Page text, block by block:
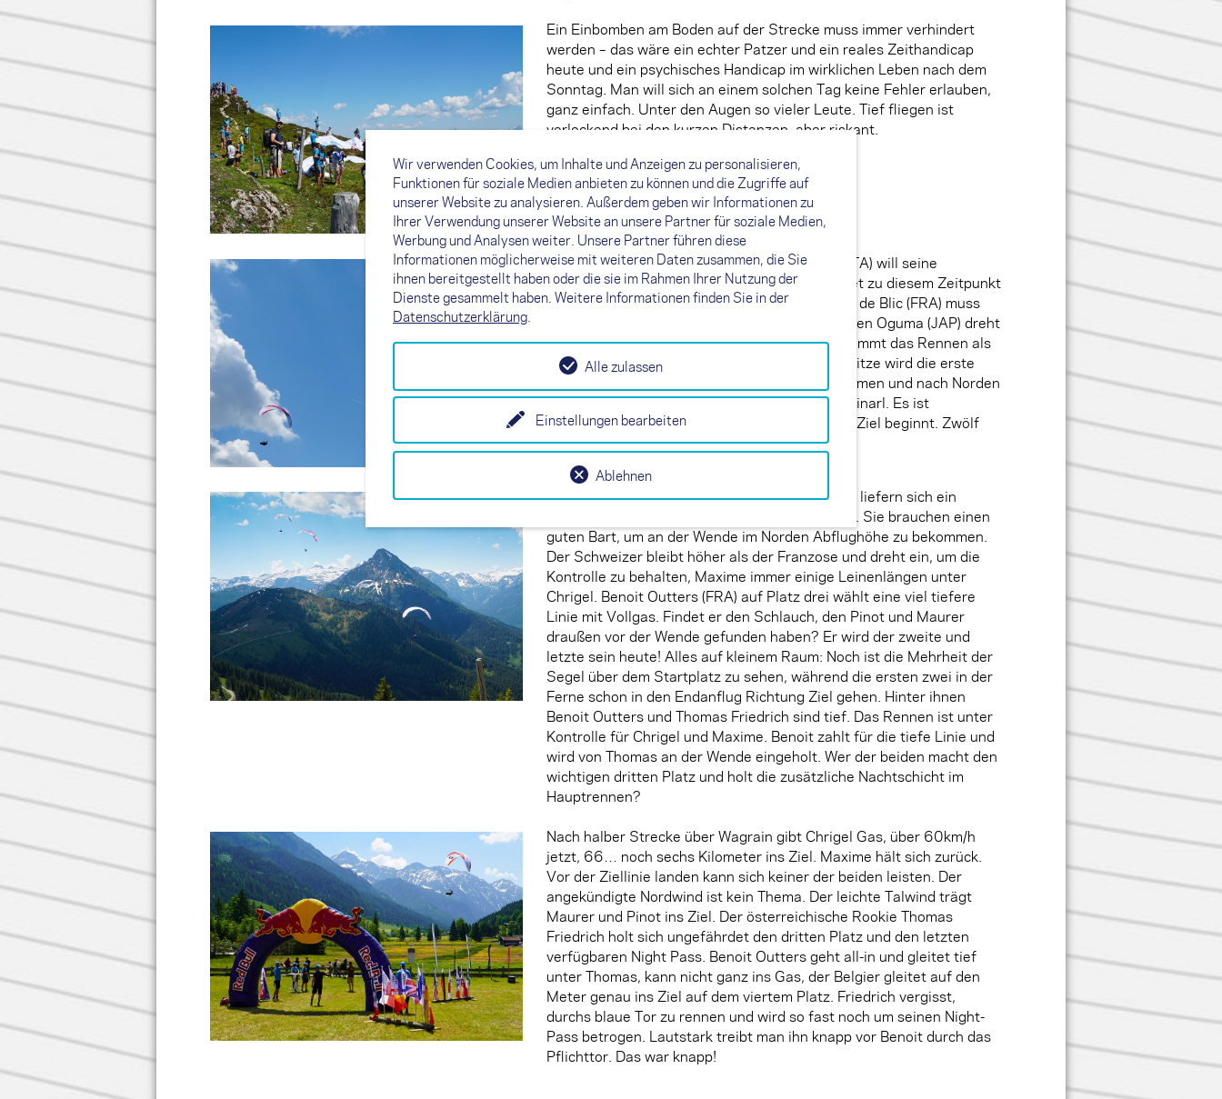
Ein Einbomben am Boden auf der Strecke muss immer verhindert
werden – das wäre ein echter Patzer und ein reales Zeithandicap
heute und ein psychisches Handicap im wirklichen Leben nach dem
Sonntag. Man will sich an einem solchen Tag keine Fehler erlauben,
ganz einfach. Unter den Augen so vieler Leute. Tief fliegen ist
verlockend bei den kurzen Distanzen, aber riskant.
Ein Blick auf die NOVA-Piloten: Nicola Donini (ITA) will seine
Speedwettkampf-Fähigkeiten zeigen und gleitet zu diesem Zeitpunkt
als Fünfter tief hinter den Führenden her. Théo de Blic (FRA) muss
nach dem zweiten Start im Mittelfeld fliegen, Ken Oguma (JAP) dreht
vorsichtig die spärliche Startthermik aus und nimmt das Rennen als
dritter der XENON-Piloten in Angriff. An der Spitze wird die erste
Flugwende Grafenberg ohne Aufdrehen genommen und nach Norden
abgebogen zum Hochgründeck jenseits von Kleinarl. Es ist
abzusehen, dass dort bereits der Finalglide ins Ziel beginnt. Zwölf
Kilometer zurück über Wagrain nach Kleinarl.
Das Rennen an der Spitze: Chrigel und Maxime liefern sich ein
Gleitrennen Flügel an Flügel. Dosieren das Gas. Sie brauchen einen
guten Bart, um an der Wende im Norden Abflughöhe zu bekommen.
Der Schweizer bleibt höher als der Franzose und dreht ein, um die
Kontrolle zu behalten, Maxime immer einige Leinenlängen unter
Chrigel. Benoit Outters (FRA) auf Platz drei wählt eine viel tiefere
Linie mit Vollgas. Findet er den Schlauch, den Pinot und Maurer
draußen vor der Wende gefunden haben? Er wird der zweite und
letzte sein heute! Alles auf kleinem Raum: Noch ist die Mehrheit der
Segel über dem Startplatz zu sehen, während die ersten zwei in der
Ferne schon in den Endanflug Richtung Ziel gehen. Hinter ihnen
Benoit Outters und Thomas Friedrich sind tief. Das Rennen ist unter
Kontrolle für Chrigel und Maxime. Benoit zahlt für die tiefe Linie und
wird von Thomas an der Wende eingeholt. Wer der beiden macht den
wichtigen dritten Platz und holt die zusätzliche Nachtschicht im
Hauptrennen?
Nach halber Strecke über Wagrain gibt Chrigel Gas, über 60km/h
jetzt, 66… noch sechs Kilometer ins Ziel. Maxime hält sich zurück.
Vor der Ziellinie landen kann sich keiner der beiden leisten. Der
angekündigte Nordwind ist kein Thema. Der leichte Talwind trägt
Maurer und Pinot ins Ziel. Der österreichische Rookie Thomas
Friedrich holt sich ungefährdet den dritten Platz und den letzten
verfügbaren Night Pass. Benoit Outters geht all-in und gleitet tief
unter Thomas, kann nicht ganz ins Gas, der Belgier gleitet auf den
Meter genau ins Ziel auf dem viertem Platz. Friedrich vergisst,
durchs blaue Tor zu rennen und wird so fast noch um seinen Night-
Pass betrogen. Lautstark treibt man ihn knapp vor Benoit durch das
Pflichttor. Das war knapp!
Wir verwenden Cookies, um Inhalte und Anzeigen zu personalisieren,
Funktionen für soziale Medien anbieten zu können und die Zugriffe auf
unserer Website zu analysieren. Außerdem geben wir Informationen zu
Ihrer Verwendung unserer Website an unsere Partner für soziale Medien,
Werbung und Analysen weiter. Unsere Partner führen diese
Informationen möglicherweise mit weiteren Daten zusammen, die Sie
ihnen bereitgestellt haben oder die sie im Rahmen Ihrer Nutzung der
Dienste gesammelt haben. Weitere Informationen finden Sie in der
Datenschutzerklärung
Einstellungen bearbeiten
Ablehnen
Alle zulassen